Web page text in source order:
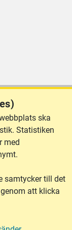
ska
Statistiken
med
samtycker till det
att klicka